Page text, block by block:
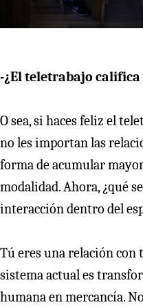
-¿El teletrabajo califica
O sea, si haces feliz el
no les importan las
forma de acumular
modalidad. Ahora, ¿qué
interacción dentro del
Tú eres una relación con
sistema actual es
humana en mercancía.